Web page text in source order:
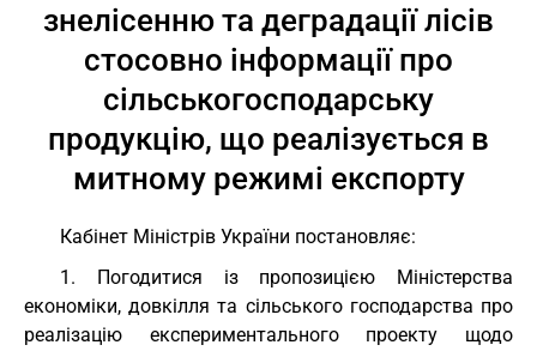
знелісенню та деградації лісів
стосовно інформації про
сільськогосподарську
продукцію, що реалізується в
митному режимі експорту
Кабінет Міністрів України постановляє:
1. Погодитися із пропозицією Міністерства
економіки, довкілля та сільського господарства про
реалізацію експериментального проекту щодо